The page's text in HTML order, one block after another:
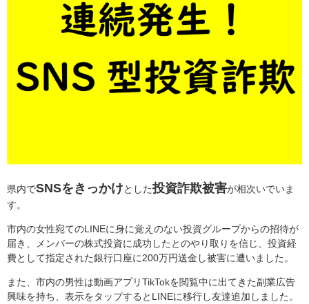
県内でSNSをきっかけとした投資詐欺被害が相次いでいま
す。
市内の女性宛てのLINEに身に覚えのない投資グループからの招待が
届き、メンバーの株式投資に成功したとのやり取りを信じ、投資経
費として指定された銀行口座に200万円送金し被害に遭いました。
また、市内の男性は動画アプリTikTokを閲覧中に出てきた副業広告
興味を持ち、表示をタップするとLINEに移行し友達追加しました。